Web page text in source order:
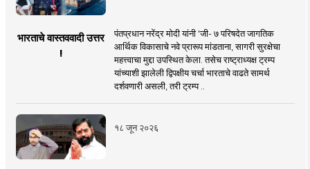
भारताचे वास्तववादी उत्तर
!
पंतप्रधान नरेंद्र मोदी यांनी 'जी- ७ परिषदेत जागतिक
आर्थिक विकासाचे नवे प्रारूप मांडताना, सागरी सुरक्षेचा
महत्त्वाचा मुद्दा उपस्थित केला. तसेच राष्ट्राध्यक्ष ट्रम्प
यांच्याशी झालेली द्विपक्षीय चर्चा भारताचे वाढते सामर्थ
दर्शवणारी असली, तरी ट्रम्प ..
१८ जून २०२६